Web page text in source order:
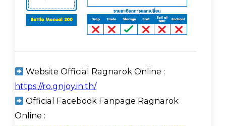
Website Official Ragnarok Online :
https://ro.gnjoy.in.th/
Official Facebook Fanpage Ragnarok
Online :